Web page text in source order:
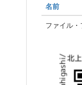
名前
ファイル・